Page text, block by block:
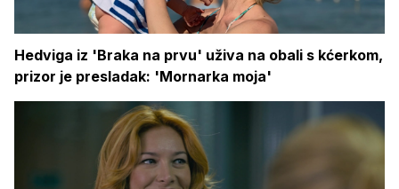
Hedviga iz 'Braka na prvu' uživa na obali s kćerkom,
prizor je presladak: 'Mornarka moja'